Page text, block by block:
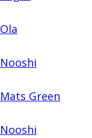
Ola
Nooshi
Mats Green
Nooshi